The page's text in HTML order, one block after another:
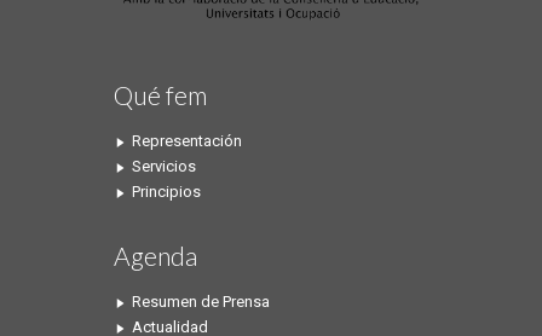
Qué fem
Representación
Servicios
Principios
Agenda
Resumen de Prensa
Actualidad